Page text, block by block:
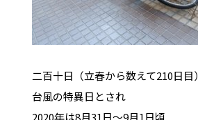
二百十日（立春から数えて210日目）
台風の特異日とされ
2020年は8月31日～9月1日頃